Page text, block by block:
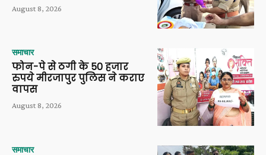
August 8, 2026
समाचार
फोन-पे से ठगी के 50 हजार
रुपये मीरजापुर पुलिस ने कराए
वापस
August 8, 2026
समाचार